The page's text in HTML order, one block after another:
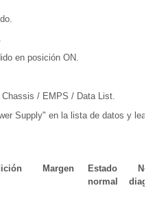
en posición ON.
/ EMPS / Data List.
Supply" en la lista de datos y lea
Margen
Estado
normal